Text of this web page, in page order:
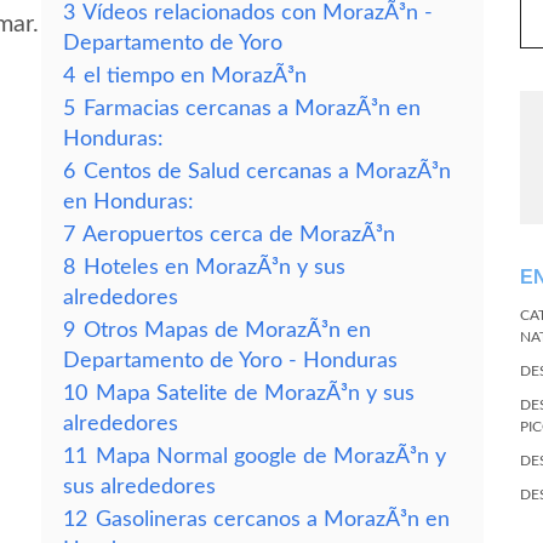
3 Vídeos relacionados con MorazÃ³n -
Departamento de Yoro
4 el tiempo en MorazÃ³n
5 Farmacias cercanas a MorazÃ³n en
Honduras:
6 Centos de Salud cercanas a MorazÃ³n
en Honduras:
7 Aeropuertos cerca de MorazÃ³n
8 Hoteles en MorazÃ³n y sus
alrededores
9 Otros Mapas de MorazÃ³n en
Departamento de Yoro - Honduras
10 Mapa Satelite de MorazÃ³n y sus
alrededores
11
Mapa Normal google de MorazÃ³n y
sus alrededores
12 Gasolineras cercanos a MorazÃ³n en